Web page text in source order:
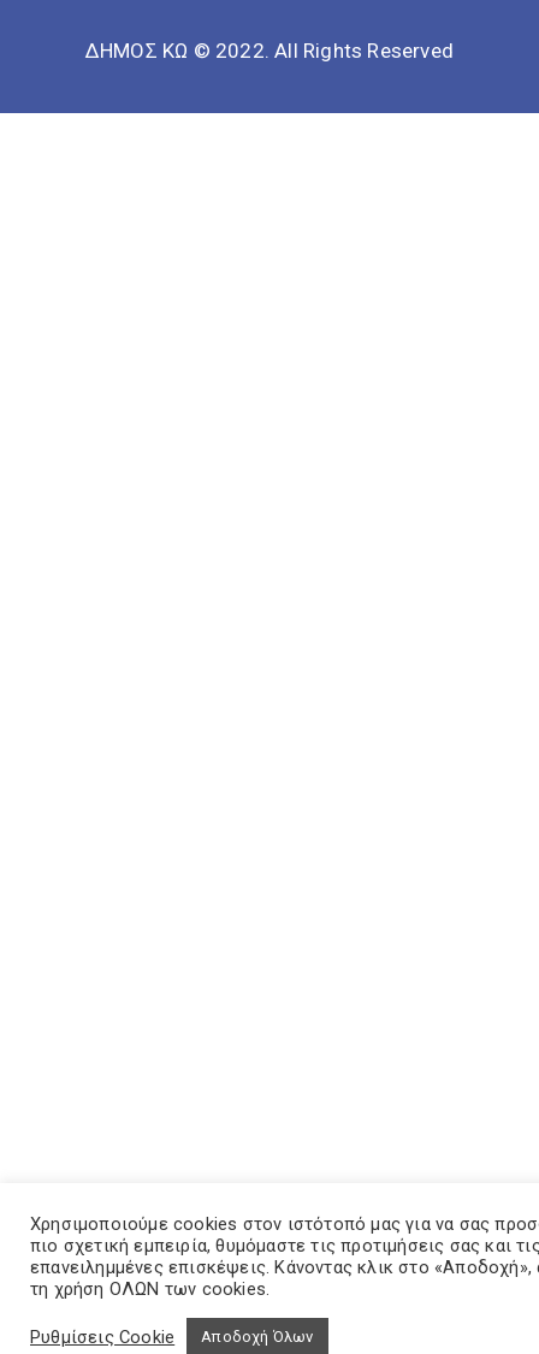
ΔΗΜΟΣ ΚΩ © 2022. All Rights Reserved
Χρησιμοποιούμε cookies στον ιστότοπό μας για να σας
πιο σχετική εμπειρία, θυμόμαστε τις προτιμήσεις σας και
επανειλημμένες επισκέψεις. Κάνοντας κλικ στο
τη χρήση ΟΛΩΝ των cookies.
Ρυθμίσεις Cookie Αποδοχή Όλων